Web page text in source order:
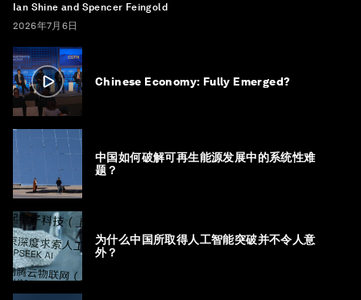
Ian Shine and Spencer Feingold
2026年7月6日
Chinese Economy: Fully Emerged?
中国如何破解可再生能源发展中的系统性难
题？
为什么中国所取得人工智能突破并不令人意
外？